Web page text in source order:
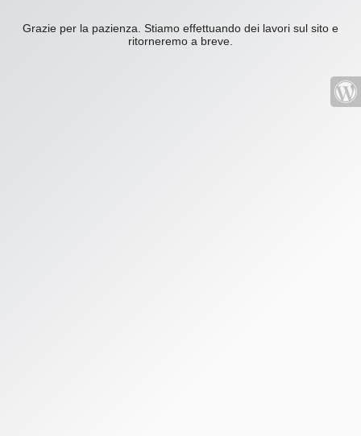
Grazie per la pazienza. Stiamo effettuando dei lavori sul sito e
ritorneremo a breve.